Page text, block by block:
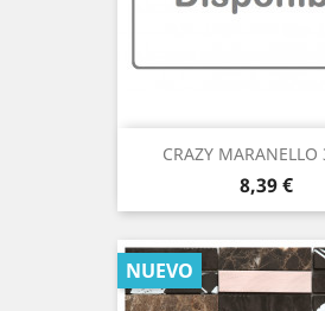
CRAZY MARANELLO
Precio
8,39 €
NUEVO